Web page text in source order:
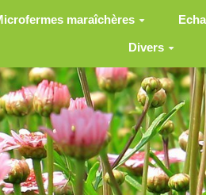
maraîchères
Divers